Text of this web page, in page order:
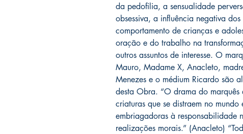
da pedofilia, a sensualidade
obsessiva, a influência negativa
comportamento de crianças e
oração e do trabalho na
outros assuntos de interesse. O
Mauro, Madame X, Anacleto,
Menezes e o médium Ricardo são
desta Obra. “O drama do
criaturas que se distraem no mundo
embriagadoras à responsabilidade
realizações morais.” (Anacleto)